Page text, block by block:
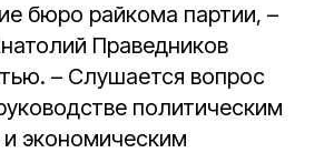
бюро райкома партии, –
Праведников
– Слушается вопрос
политическим
экономическим